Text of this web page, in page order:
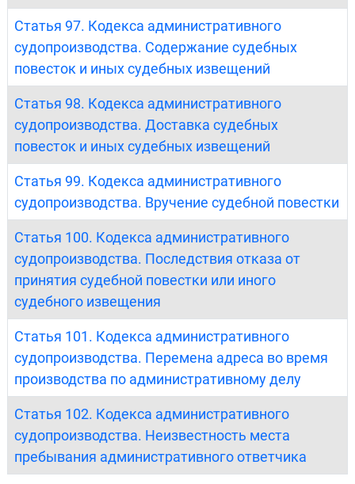
Статья 97. Кодекса административного
судопроизводства. Содержание судебных
повесток и иных судебных извещений
Статья 98. Кодекса административного
судопроизводства. Доставка судебных
повесток и иных судебных извещений
Статья 99. Кодекса административного
судопроизводства. Вручение судебной повестки
Статья 100. Кодекса административного
судопроизводства. Последствия отказа от
принятия судебной повестки или иного
судебного извещения
Статья 101. Кодекса административного
судопроизводства. Перемена адреса во время
производства по административному делу
Статья 102. Кодекса административного
судопроизводства. Неизвестность места
пребывания административного ответчика